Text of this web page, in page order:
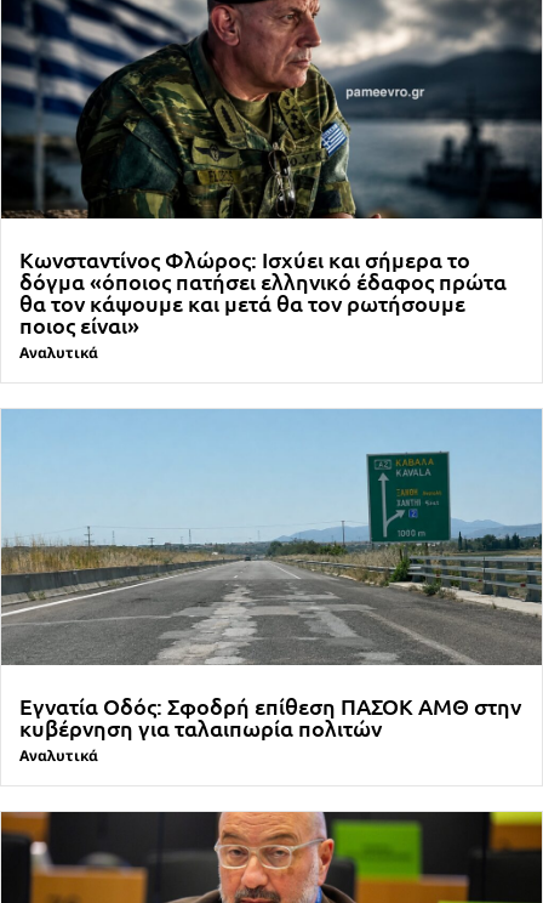
Κωνσταντίνος Φλώρος: Ισχύει και σήμερα το
δόγμα «όποιος πατήσει ελληνικό έδαφος πρώτα
θα τον κάψουμε και μετά θα τον ρωτήσουμε
ποιος είναι»
Αναλυτικά
Εγνατία Οδός: Σφοδρή επίθεση ΠΑΣΟΚ ΑΜΘ στην
κυβέρνηση για ταλαιπωρία πολιτών
Αναλυτικά